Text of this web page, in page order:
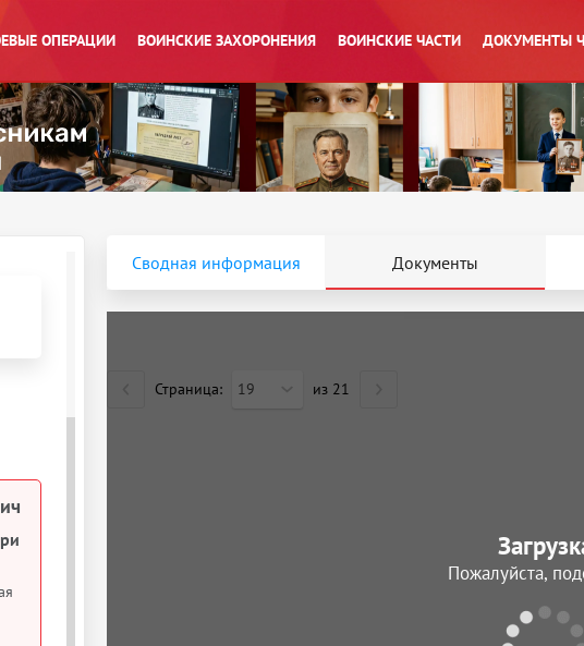
ОПЕРАЦИИ ВОИНСКИЕ ЗАХОРОНЕНИЯ ВОИНСКИЕ ЧАСТИ ДОКУМЕНТЫ
Сводная информация Документы
Страница: 19 из 21
Пожалуйста,